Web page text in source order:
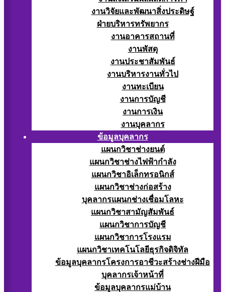
งานวิจัยและพัฒนาสิ่งประดิษฐ์
ฝ่ายบริหารทรัพยากร
งานอาคารสถานที่
งานพัสดุ
งานประชาสัมพันธ์
งานบริหารงานทั่วไป
งานทะเบียน
งานการบัญชี
งานการเงิน
งานบุคลากร
ข้อมูลบุคลากร
แผนกวิชาช่างยนต์
แผนกวิชาช่างไฟฟ้ากำลัง
แผนกวิชาอิเล็กทรอนิกส์
แผนกวิชาช่างก่อสร้าง
บุคลากรแผนกช่างเชื่อมโลหะ
แผนกวิชาสามัญสัมพันธ์
แผนกวิชาการบัญชี
แผนกวิชาการโรงแรม
แผนกวิชาเทคโนโลยีธุรกิจดิจิทัล
ข้อมูลบุคลากรโครงการอาชีวะสร้างช่างฝีมือ
บุคลากรเจ้าหน้าที่
ข้อมูลบุคลากรแม่บ้าน